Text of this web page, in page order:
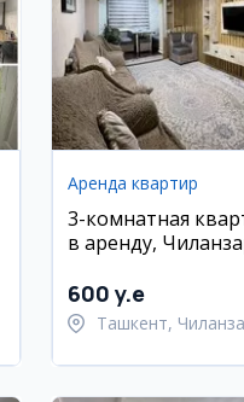
Аренда квартир
3-комнатная
в аренду,
600 y.e
Ташкент,